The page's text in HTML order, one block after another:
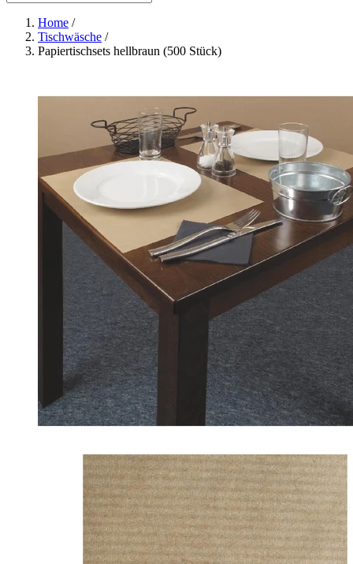
Home /
Tischwäsche /
Papiertischsets hellbraun (500 Stück)